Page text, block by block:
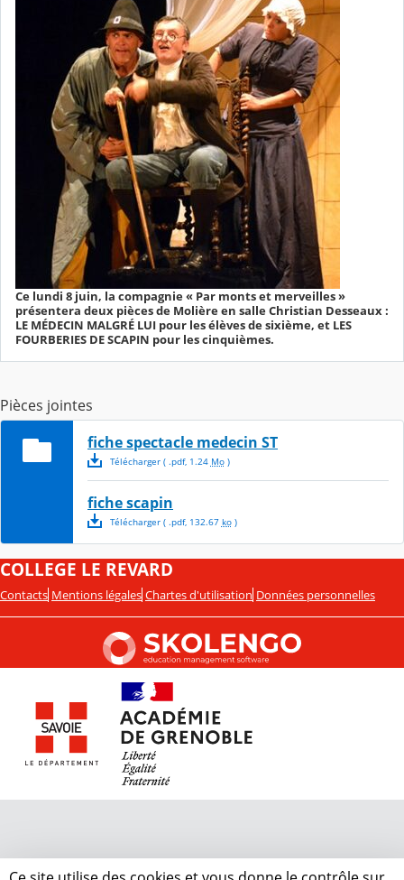
Ce lundi 8 juin, la compagnie « Par monts et merveilles »
présentera deux pièces de Molière en salle Christian Desseaux :
LE MÉDECIN MALGRÉ LUI pour les élèves de sixième, et LES
FOURBERIES DE SCAPIN pour les cinquièmes.
Pièces jointes
fiche spectacle medecin ST
Télécharger( .pdf, 1.24 Mo)
fiche scapin
Télécharger( .pdf, 132.67 ko)
COLLEGE LE REVARD
Contacts Mentions légales Chartes d'utilisation Données personnelles